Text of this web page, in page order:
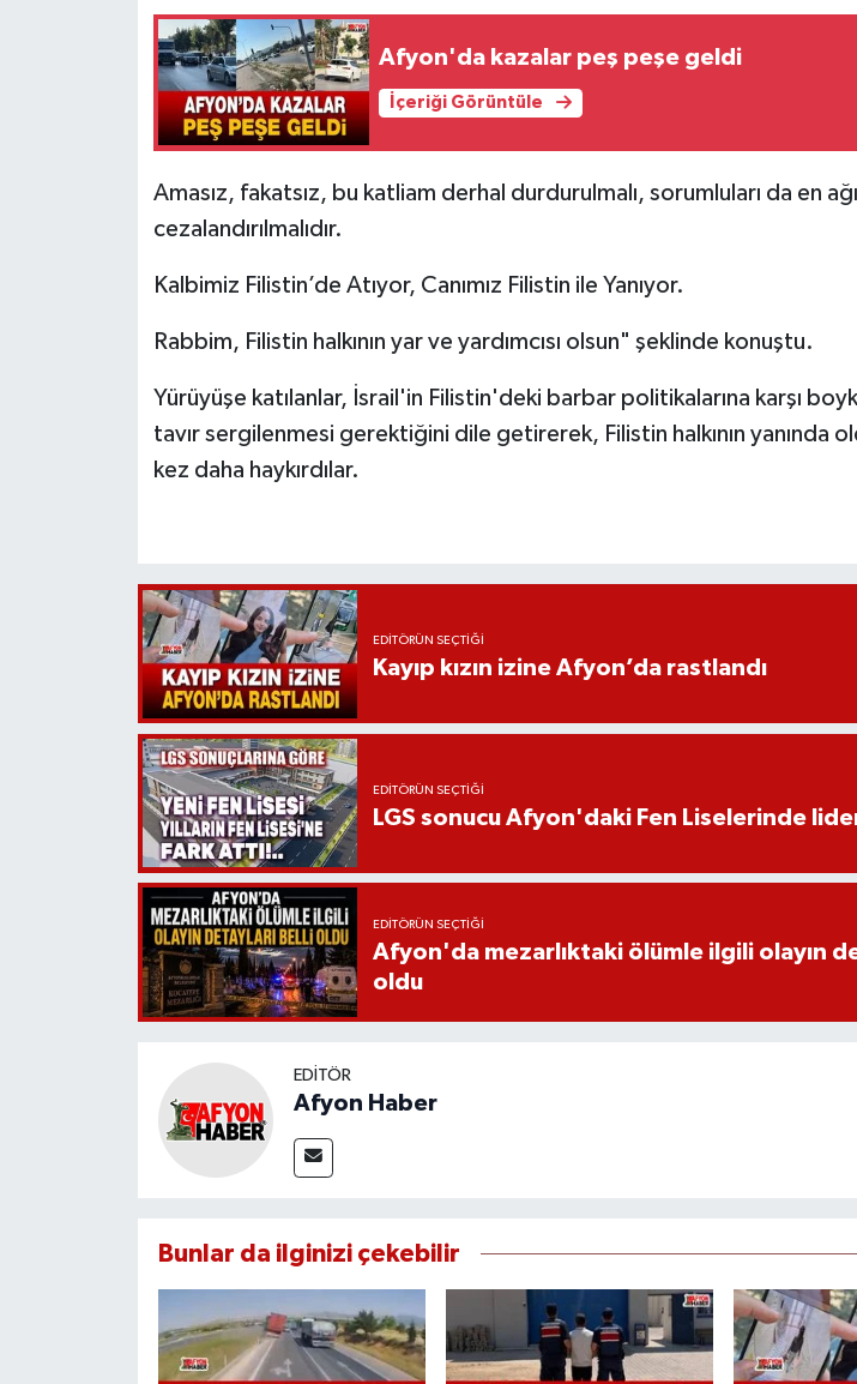
Afyon'da kazalar peş peşe geldi
İçeriği Görüntüle
Amasız, fakatsız, bu katliam derhal durdurulmalı, sorumluları da en
cezalandırılmalıdır.
Kalbimiz Filistin’de Atıyor, Canımız Filistin ile Yanıyor.
Rabbim, Filistin halkının yar ve yardımcısı olsun" şeklinde konuştu.
Yürüyüşe katılanlar, İsrail'in Filistin'deki barbar politikalarına karşı
tavır sergilenmesi gerektiğini dile getirerek, Filistin halkının yanında
kez daha haykırdılar.
EDITÖRÜN SEÇTIĞI
Kayıp kızın izine Afyon’da rastlandı
EDITÖRÜN SEÇTIĞI
LGS sonucu Afyon'daki Fen Liselerinde
EDITÖRÜN SEÇTIĞI
Afyon'da mezarlıktaki ölümle ilgili olayın
oldu
EDITÖR
Afyon Haber
Bunlar da ilginizi çekebilir